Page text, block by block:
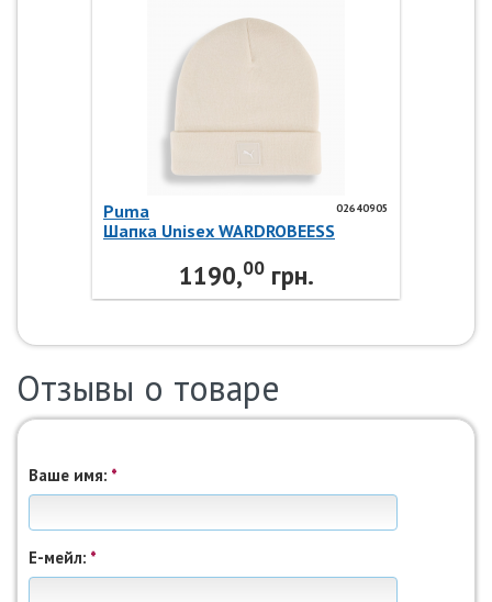
02640905
Puma
Шапка Unisex WARDROBEESS
1190,00грн.
02640903
Puma
Отзывы о товаре
Ваше имя: *
Е-мейл: *